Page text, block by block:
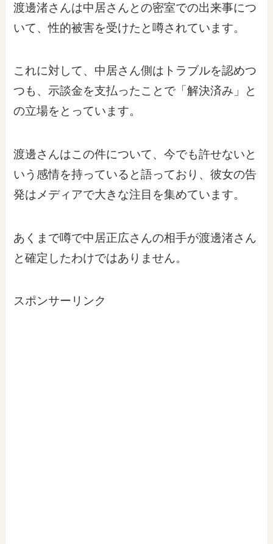
渡邊渚さんは中居さんとの密室での出来事につ
いて、性的被害を受けたと噂されています。
これに対して、中居さん側はトラブルを認めつ
つも、示談金を支払ったことで「解決済み」と
の立場をとっています。
渡邊さんはこの件について、今でも許せないと
いう感情を持っていると語っており、彼女の告
発はメディアで大きな注目を集めています。
あくまで噂で中居正広さんの相手が渡邊渚さん
と確定したわけではありません。
スポンサーリンク